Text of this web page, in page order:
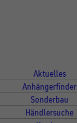
Aktuelles
Anhängerfinder
Sonderbau
Händlersuche